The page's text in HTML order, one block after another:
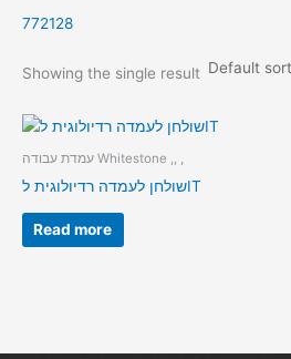
772128
Showing the single result
עמדת עבודה Whitestone ,, ,
שולחן לעמדה רדיולוגית לIT
Read more